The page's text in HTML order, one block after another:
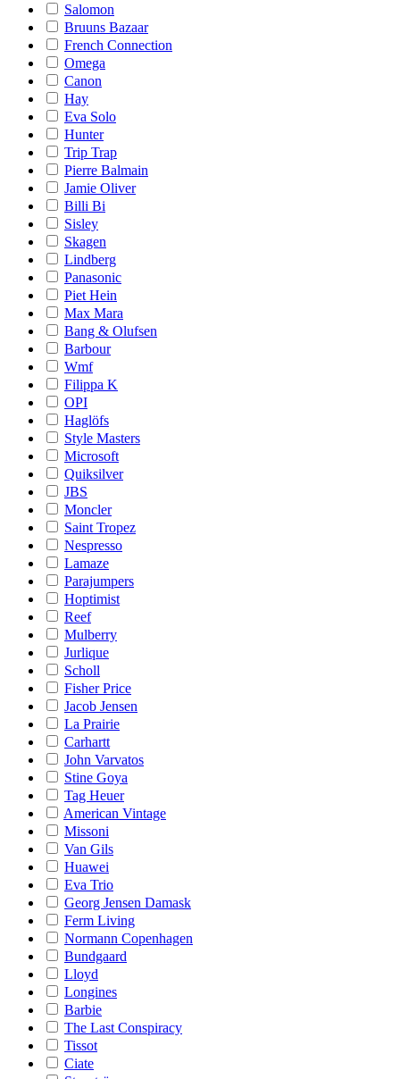
Salomon
Bruuns Bazaar
French Connection
Omega
Canon
Hay
Eva Solo
Hunter
Trip Trap
Pierre Balmain
Jamie Oliver
Billi Bi
Sisley
Skagen
Lindberg
Panasonic
Piet Hein
Max Mara
Bang & Olufsen
Barbour
Wmf
Filippa K
OPI
Haglöfs
Style Masters
Microsoft
Quiksilver
JBS
Moncler
Saint Tropez
Nespresso
Lamaze
Parajumpers
Hoptimist
Reef
Mulberry
Jurlique
Scholl
Fisher Price
Jacob Jensen
La Prairie
Carhartt
John Varvatos
Stine Goya
Tag Heuer
American Vintage
Missoni
Van Gils
Huawei
Eva Trio
Georg Jensen Damask
Ferm Living
Normann Copenhagen
Bundgaard
Lloyd
Longines
Barbie
The Last Conspiracy
Tissot
Ciate